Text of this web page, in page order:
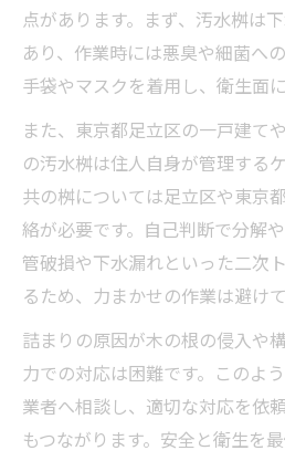
点があります。まず、汚水桝は
あり、作業時には悪臭や細菌へ
手袋やマスクを着用し、衛生面
また、東京都足立区の一戸建て
の汚水桝は住人自身が管理する
共の桝については足立区や東京
絡が必要です。自己判断で分解
管破損や下水漏れといった二次
るため、力まかせの作業は避け
詰まりの原因が木の根の侵入や
力での対応は困難です。このよ
業者へ相談し、適切な対応を依
もつながります。安全と衛生を